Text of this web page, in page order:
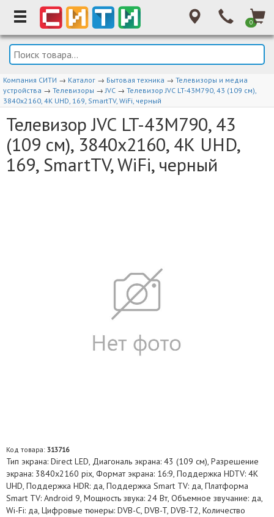
0
Компания СИТИ → Каталог → Бытовая техника → Телевизоры и медиа
устройства → Телевизоры →JVC → Телевизор JVC LT-43M790, 43 (109 см),
3840x2160, 4К UHD, 169, SmartTV, WiFi, черный
Телевизор JVC LT-43M790, 43
(109 см), 3840x2160, 4К UHD,
169, SmartTV, WiFi, черный
Код товара: 313716
Тип экрана: Direct LED, Диагональ экрана: 43 (109 см), Разрешение
экрана: 3840х2160 pix, Формат экрана: 16:9, Поддержка HDTV: 4K
UHD, Поддержка HDR: да, Поддержка Smart TV: да, Платформа
Smart TV: Android 9, Мощность звука: 24 Вт, Объемное звучание: да,
Wi-Fi: да, Цифровые тюнеры: DVB-C, DVB-T, DVB-T2, Количество